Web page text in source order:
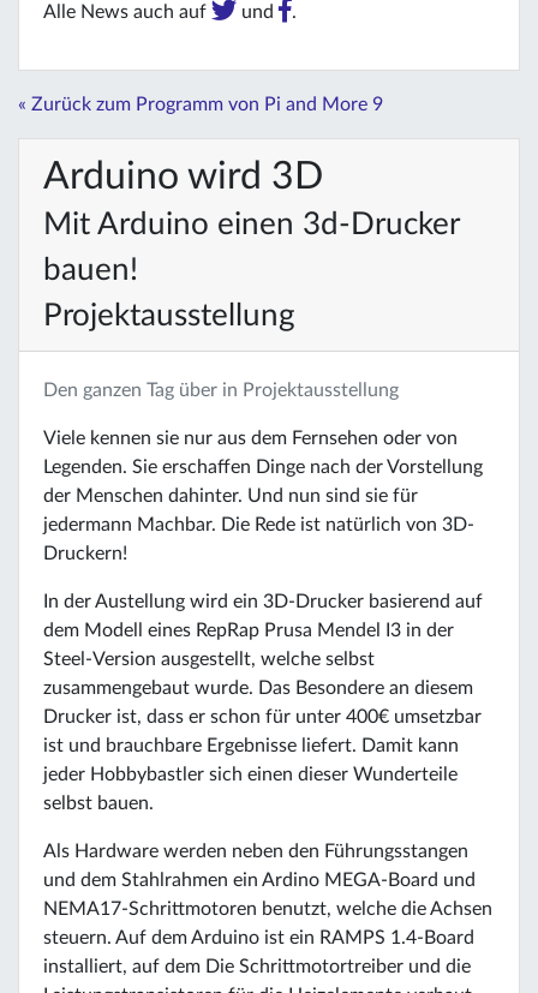
Alle News auch auf und .
« Zurück zum Programm von Pi and More 9
Arduino wird 3D
Mit Arduino einen 3d-Drucker
bauen!
Projektausstellung
Den ganzen Tag über in Projektausstellung
Viele kennen sie nur aus dem Fernsehen oder von
Legenden. Sie erschaffen Dinge nach der Vorstellung
der Menschen dahinter. Und nun sind sie für
jedermann Machbar. Die Rede ist natürlich von 3D-
Druckern!
In der Austellung wird ein 3D-Drucker basierend auf
dem Modell eines RepRap Prusa Mendel I3 in der
Steel-Version ausgestellt, welche selbst
zusammengebaut wurde. Das Besondere an diesem
Drucker ist, dass er schon für unter 400€ umsetzbar
ist und brauchbare Ergebnisse liefert. Damit kann
jeder Hobbybastler sich einen dieser Wunderteile
selbst bauen.
Als Hardware werden neben den Führungsstangen
und dem Stahlrahmen ein Ardino MEGA-Board und
NEMA17-Schrittmotoren benutzt, welche die Achsen
steuern. Auf dem Arduino ist ein RAMPS 1.4-Board
installiert, auf dem Die Schrittmotortreiber und die